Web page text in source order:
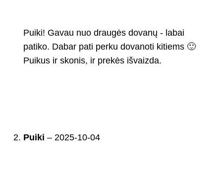
Puiki! Gavau nuo draugės dovanų - labai
patiko. Dabar pati perku dovanoti kitiems 🙂
Puikus ir skonis, ir prekės išvaizda.
Puiki – 2025-10-04